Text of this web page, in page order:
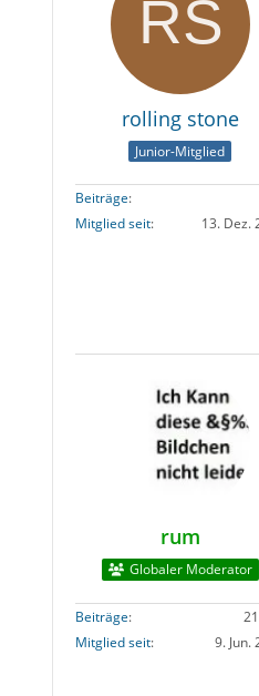
rolling stone
Junior-Mitglied
Beiträge
Mitglied seit
13. Dez.
rum
Globaler Moderator
Beiträge
Mitglied seit
9. Jun.